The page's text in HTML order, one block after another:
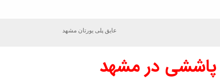
عایق پلی یورتان مشهد
پاششی در مشهد